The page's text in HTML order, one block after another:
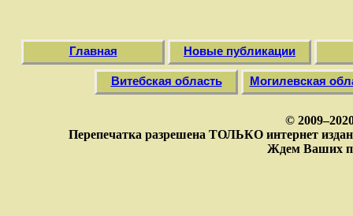
Главная Новые публикации
Витебская область Могилевская
©
Перепечатка разрешена ТОЛЬКО интернет
Ждем Ваших